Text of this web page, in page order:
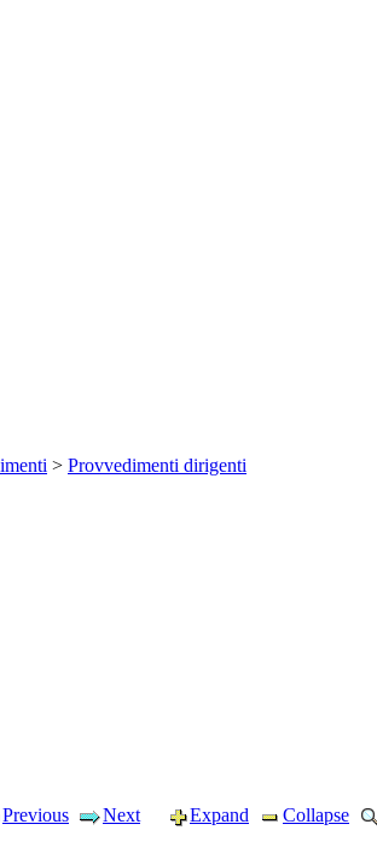
> Provvedimenti dirigenti
Previous Next Expand Collapse